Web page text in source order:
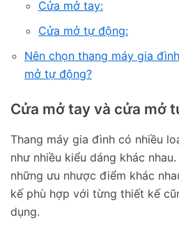
Cửa mở tay:
Cửa mở tự động:
Nên chọn thang máy gia
mở tự động?
Cửa mở tay và cửa mở
Thang máy gia đình có nhiều
như nhiều kiểu dáng khác
những ưu nhược điểm khác
kế phù hợp với từng thiết kế
dụng.